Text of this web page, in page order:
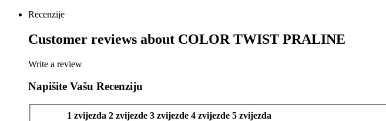
Recenzije
Customer reviews about COLOR TWIST PRALINE
Write a review
Napišite Vašu Recenziju
1 zvijezda 2 zvijezde 3 zvijezde 4 zvijezde 5 zvijezda